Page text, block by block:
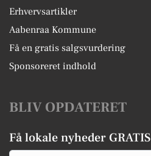
Erhvervsartikler
Aabenraa Kommune
Få en gratis salgsvurdering
Sponsoreret indhold
BLIV OPDATERET
Få lokale nyheder GRATIS